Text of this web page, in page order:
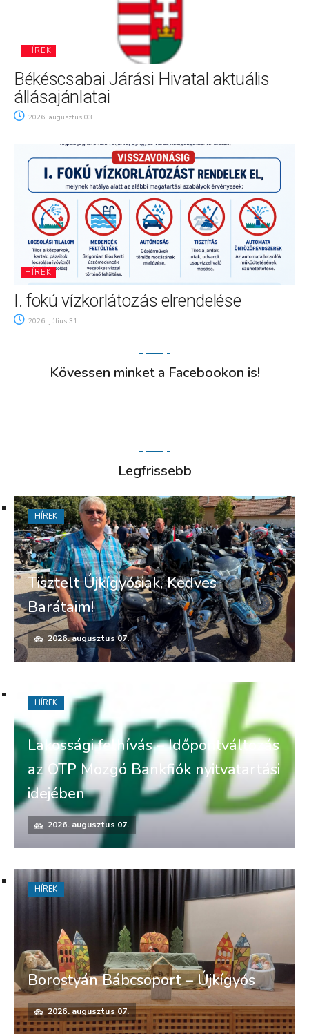
HÍREK
Békéscsabai Járási Hivatal aktuális
állásajánlatai
2026. augusztus 03.
HÍREK
I. fokú vízkorlátozás elrendelése
2026. július 31.
Kövessen minket a Facebookon is!
Legfrissebb
Tisztelt Újkígyósiak, Kedves
Barátaim!
2026. augusztus 07.
HÍREK
Lakossági felhívás – Időpontváltozás
az OTP Mozgó Bankfiók nyitvatartási
idejében
2026. augusztus 07.
HÍREK
Borostyán Bábcsoport – Újkígyós
2026. augusztus 07.
HÍREK